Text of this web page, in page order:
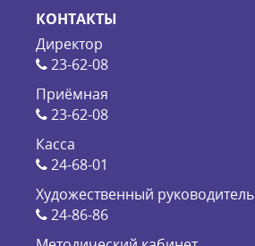
КОНТАКТЫ
Директор
23-62-08
Приёмная
23-62-08
Касса
24-68-01
Художественный руководитель
24-86-86